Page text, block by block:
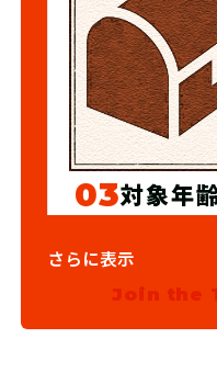
03対象年
12歳以上
さらに表示
Join the